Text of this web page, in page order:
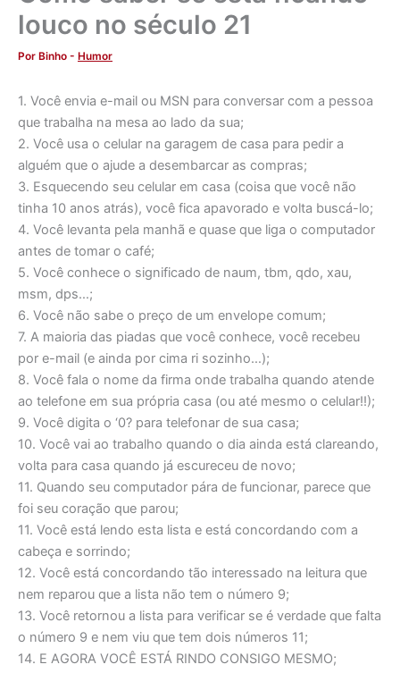
louco no século 21
Por Binho - Humor
1. Você envia e-mail ou MSN para conversar com a pessoa
que trabalha na mesa ao lado da sua;
2. Você usa o celular na garagem de casa para pedir a
alguém que o ajude a desembarcar as compras;
3. Esquecendo seu celular em casa (coisa que você não
tinha 10 anos atrás), você fica apavorado e volta buscá-lo;
4. Você levanta pela manhã e quase que liga o computador
antes de tomar o café;
5. Você conhece o significado de naum, tbm, qdo, xau,
msm, dps…;
6. Você não sabe o preço de um envelope comum;
7. A maioria das piadas que você conhece, você recebeu
por e-mail (e ainda por cima ri sozinho…);
8. Você fala o nome da firma onde trabalha quando atende
ao telefone em sua própria casa (ou até mesmo o celular!!);
9. Você digita o ‘0? para telefonar de sua casa;
10. Você vai ao trabalho quando o dia ainda está clareando,
volta para casa quando já escureceu de novo;
11. Quando seu computador pára de funcionar, parece que
foi seu coração que parou;
11. Você está lendo esta lista e está concordando com a
cabeça e sorrindo;
12. Você está concordando tão interessado na leitura que
nem reparou que a lista não tem o número 9;
13. Você retornou a lista para verificar se é verdade que falta
o número 9 e nem viu que tem dois números 11;
14. E AGORA VOCÊ ESTÁ RINDO CONSIGO MESMO;